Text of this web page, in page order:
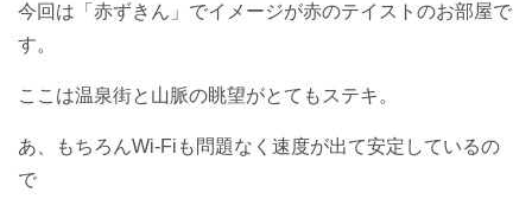
今回は「赤ずきん」でイメージが赤のテイストのお部屋で
す。
ここは温泉街と山脈の眺望がとてもステキ。
あ、もちろんWi-Fiも問題なく速度が出て安定しているの
で